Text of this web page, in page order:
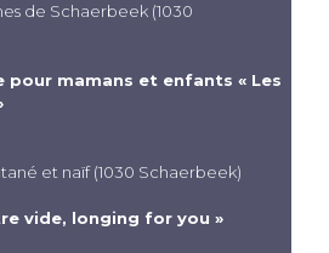
de Schaerbeek (1030
mamans et enfants « Les
et naïf (1030 Schaerbeek)
vide, longing for you »